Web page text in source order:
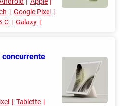
Google Pixel
C Galaxy
concurrente
Tablette